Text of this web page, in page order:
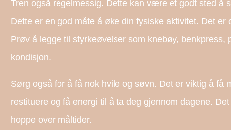
Tren også regelmessig. Dette kan være et godt sted å
Dette er en god måte å øke din fysiske aktivitet. Det
Prøv å legge til styrkeøvelser som knebøy,
kondisjon.
Sørg også for å få nok hvile og søvn. Det er viktig å få
restituere og få energi til å ta deg gjennom dagene.
hoppe over måltider.